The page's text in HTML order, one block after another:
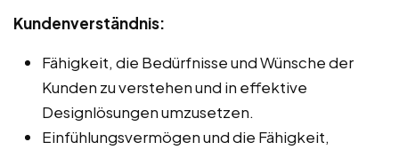
Kundenverständnis:
Fähigkeit, die Bedürfnisse und Wünsche der
Kunden zu verstehen und in effektive
Designlösungen umzusetzen.
Einfühlungsvermögen und die Fähigkeit,